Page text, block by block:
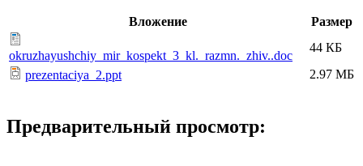
Вложение Размер
okruzhayushchiy_mir_kospekt_3_kl._razmn._zhiv..doc
44 КБ
prezentaciya_2.ppt
2.97 МБ
Предварительный просмотр: